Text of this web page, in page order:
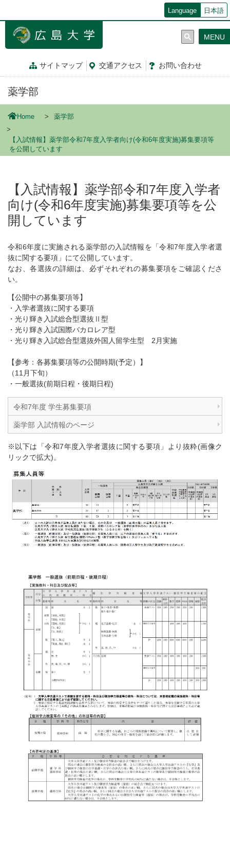
ン
Language 日本語
サイトマップ 交通アクセス お問い合わせ
MENU
薬学部
Home 薬学部
【入試情報】薬学部令和7年度入学者向け(令和6年度実施)募集要項等
を公開しています
【入試情報】薬学部令和7年度入学者
向け(令和6年度実施)募集要項等を公
開しています
令和6年度に実施される薬学部の入試情報を「令和7年度入学者選
抜に関する要項」にて公開しています。
なお、各選抜の詳細は、必ずそれぞれの募集要項をご確認くださ
い。
【公開中の募集要項等】
・入学者選抜に関する要項
・光り輝き入試総合型選抜Ⅱ型
・光り輝き入試国際バカロレア型
・光り輝き入試総合型選抜外国人留学生型 2月実施
【参考：各募集要項等の公開時期(予定）】
（11月下旬）
・一般選抜(前期日程・後期日程)
令和7年度 学生募集要項
薬学部 入試情報のページ
※以下は「令和7年度入学者選抜に関する要項」より抜粋(画像ク
リックで拡大)。